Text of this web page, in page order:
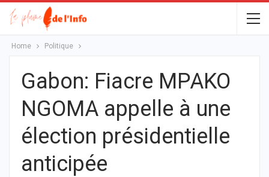
Home Politique
Gabon: Fiacre MPAKO
NGOMA appelle à une
élection présidentielle
anticipée